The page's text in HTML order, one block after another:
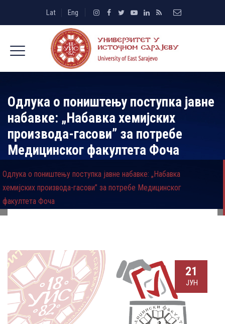
Lat Eng
Одлука о поништењу поступка јавне
набавке: „Набавка хемијских
производа-гасови” за потребе
Медицинског факултета Фоча
Одлука о поништењу поступка јавне набавке: „Набавка
хемијских производа-гасови” за потребе Медицинског
факултета Фоча
21
ЈУН